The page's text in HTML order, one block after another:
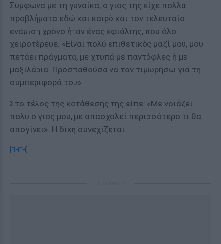
Σύμφωνα με τη γυναίκα, ο γιος της είχε πολλά
προβλήματα εδώ και καιρό και τον τελευταίο
ενάμιση χρόνο ήταν ένας εφιάλτης, που όλο
χειροτέρευε. «Είναι πολύ επιθετικός μαζί μου, μου
πετάει πράγματα, με χτυπά με παντόφλες ή με
μαξιλάρια. Προσπαθούσα να τον τιμωρήσω για τη
συμπεριφορά του».
Στο τέλος της κατάθεσής της είπε: «Με νοιάζει
πολύ ο γιος μου, με απασχολεί περισσότερο τι θα
απογίνει». Η δίκη συνεχίζεται.
[ΠΗΓΗ]